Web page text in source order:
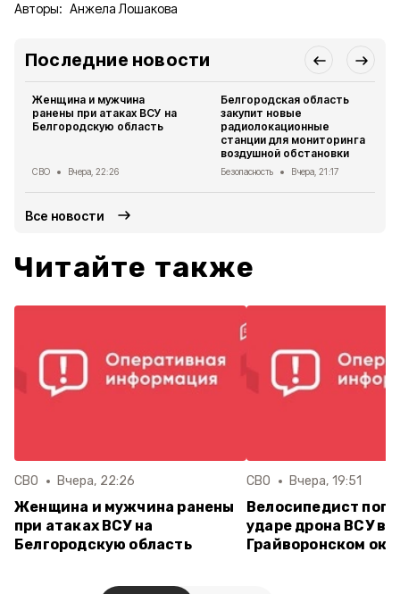
Авторы: Анжела Лошакова
Последние новости
Женщина и мужчина
ранены при атаках ВСУ на
Белгородскую область
СВО Вчера, 22:26
Белгородская область
закупит новые
радиолокационные
станции для мониторинга
воздушной обстановки
Безопасность Вчера, 21:17
Все новости
Читайте также
СВО Вчера, 22:26
Женщина и мужчина ранены
при атаках ВСУ на
Белгородскую область
СВО Вчера, 19:51
Велосипедист
ударе дрона ВСУ в
Грайворонском